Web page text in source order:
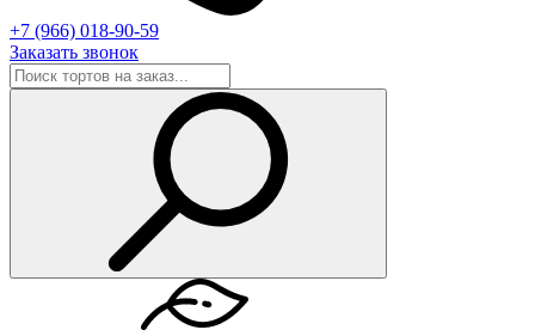
+7 (966) 018-90-59
Заказать звонок